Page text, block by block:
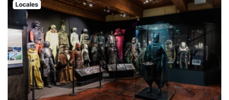
Locales